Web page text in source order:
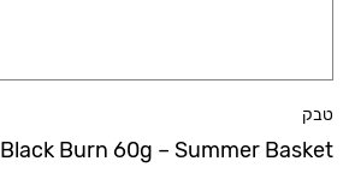
טבק
Black Burn 60g – Summer Basket